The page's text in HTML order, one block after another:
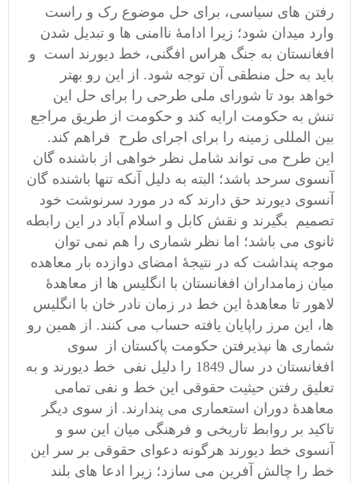
رفتن های سیاسی، برای حل موضوع رک و راست
وارد میدان شود؛ زیرا ادامۀ ناامنی ها و تبدیل شدن
افغانستان به جنگ هراس افگنی، خط دیورند است و
باید به حل منطقی آن توجه شود. از این رو بهتر
خواهد بود تا شورای ملی طرحی را برای حل این
تنش به حکومت ارایه کند و حکومت از طریق مراجع
بین المللی زمینه را برای اجرای طرح فراهم کند.
این طرح می تواند شامل نظر خواهی از باشنده گان
آنسوی سرحد باشد؛ البته به دلیل آنکه تنها باشنده گان
آنسوی دیورند حق دارند که در مورد سرنوشت خود
تصمیم بگیرند و نقش کابل و اسلام آباد در این رابطه
ثانوی می باشد؛ اما نظر شماری را هم نمی توان
موجه پنداشت که در نتیجۀ امضای دوازده بار معاهده
میان زمامداران افغانستان با انگلیس ها از معاهدۀ
لاهور تا معاهدۀ این خط در زمان نادر خان با انگلیس
ها، این مرز راپایان یافته حساب می کنند. از همین رو
شماری ها نپذیرفتن حکومت پاکستان از سوی
افغانستان در سال 1849 را دلیل نفی خط دیورند و به
تعلیق رفتن حیثیت حقوقی این خط و نفی تمامی
معاهدۀ دوران استعماری می پندارند. از سوی دیگر
تاکید بر روابط تاریخی و فرهنگی میان این سو و
آنسوی خط دیورند هرگونه دعوای حقوقی بر سر این
خط را چالش آفرین می سازد؛ زیرا ادعا های بلند